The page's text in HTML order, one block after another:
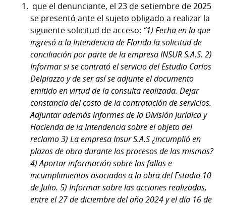
que el denunciante, el 23 de setiembre de 2025
se presentó ante el sujeto obligado a realizar la
siguiente solicitud de acceso: “1) Fecha en la que
ingresó a la Intendencia de Florida la solicitud de
conciliación por parte de la empresa INSUR S.A.S. 2)
Informar si se contrató el servicio del Estudio Carlos
Delpiazzo y de ser así se adjunte el documento
emitido en virtud de la consulta realizada. Dejar
constancia del costo de la contratación de servicios.
Adjuntar además informes de la División Jurídica y
Hacienda de la Intendencia sobre el objeto del
reclamo 3) La empresa Insur S.A.S ¿incumplió en
plazos de obra durante los procesos de las mismas?
4) Aportar información sobre las fallas e
incumplimientos asociados a la obra del Estadio 10
de Julio. 5) Informar sobre las acciones realizadas,
entre el 27 de diciembre del año 2024 y el día 16 de